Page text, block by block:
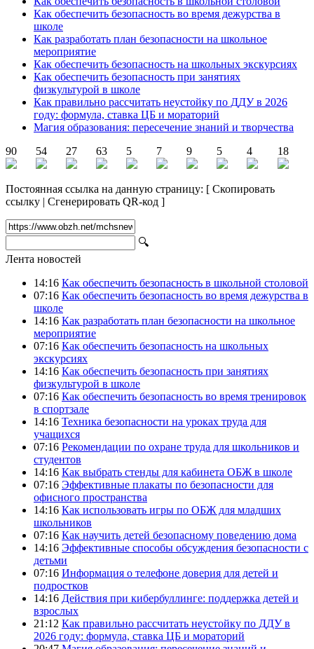
Как обеспечить безопасность во время дежурства в
школе
Как разработать план безопасности на школьное
мероприятие
Как обеспечить безопасность на школьных экскурсиях
Как обеспечить безопасность при занятиях
физкультурой в школе
Как правильно рассчитать неустойку по ДДУ в 2026
году: формула, ставка ЦБ и мораторий
Магия образования: пересечение знаний и творчества
90
54 27 63 5 7 9 5 4 18
Постоянная ссылка на данную страницу: [ Скопировать
ссылку | Сгенерировать QR-код ]
🔍
Лента новостей
14:16 Как обеспечить безопасность в школьной столовой
07:16 Как обеспечить безопасность во время дежурства в
школе
14:16 Как разработать план безопасности на школьное
мероприятие
07:16 Как обеспечить безопасность на школьных
экскурсиях
14:16 Как обеспечить безопасность при занятиях
физкультурой в школе
07:16 Как обеспечить безопасность во время тренировок
в спортзале
14:16 Техника безопасности на уроках труда для
учащихся
07:16 Рекомендации по охране труда для школьников и
студентов
14:16 Как выбрать стенды для кабинета ОБЖ в школе
07:16 Эффективные плакаты по безопасности для
офисного пространства
14:16 Как использовать игры по ОБЖ для младших
школьников
07:16 Как научить детей безопасному поведению дома
14:16 Эффективные способы обсуждения безопасности с
детьми
07:16 Информация о телефоне доверия для детей и
подростков
14:16 Действия при кибербуллинге: поддержка детей и
взрослых
21:12 Как правильно рассчитать неустойку по ДДУ в
2026 году: формула, ставка ЦБ и мораторий